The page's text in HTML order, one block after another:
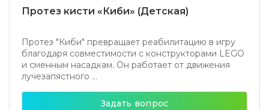
Протез кисти «Киби» (Детская)
Протез "Киби" превращает реабилитацию в игру
благодаря совместимости с конструкторами LEGO
и сменным насадкам. Он работает от движения
лучезапястного ...
Задать вопрос